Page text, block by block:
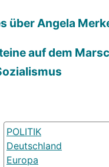
über Angela
auf dem
POLITIK
Deutschland
Europa